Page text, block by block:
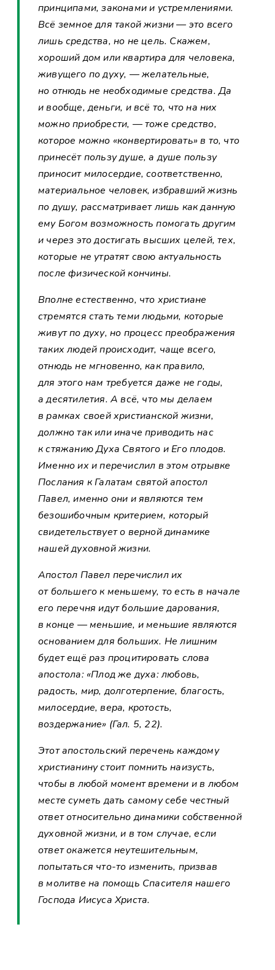
принципами, законами и устремлениями.
Всё земное для такой жизни — это всего
лишь средства, но не цель. Скажем,
хороший дом или квартира для человека,
живущего по духу, — желательные,
но отнюдь не необходимые средства. Да
и вообще, деньги, и всё то, что на них
можно приобрести, — тоже средство,
которое можно «конвертировать» в то, что
принесёт пользу душе, а душе пользу
приносит милосердие, соответственно,
материальное человек, избравший жизнь
по душу, рассматривает лишь как данную
ему Богом возможность помогать другим
и через это достигать высших целей, тех,
которые не утратят свою актуальность
после физической кончины.
Вполне естественно, что христиане
стремятся стать теми людьми, которые
живут по духу, но процесс преображения
таких людей происходит, чаще всего,
отнюдь не мгновенно, как правило,
для этого нам требуется даже не годы,
а десятилетия. А всё, что мы делаем
в рамках своей христианской жизни,
должно так или иначе приводить нас
к стяжанию Духа Святого и Его плодов.
Именно их и перечислил в этом отрывке
Послания к Галатам святой апостол
Павел, именно они и являются тем
безошибочным критерием, который
свидетельствует о верной динамике
нашей духовной жизни.
Апостол Павел перечислил их
от большего к меньшему, то есть в начале
его перечня идут большие дарования,
в конце — меньшие, и меньшие являются
основанием для больших. Не лишним
будет ещё раз процитировать слова
апостола: «Плод же духа: любовь,
радость, мир, долготерпение, благость,
милосердие, вера, кротость,
воздержание» (Гал. 5, 22).
Этот апостольский перечень каждому
христианину стоит помнить наизусть,
чтобы в любой момент времени и в любом
месте суметь дать самому себе честный
ответ относительно динамики собственной
духовной жизни, и в том случае, если
ответ окажется неутешительным,
попытаться что-то изменить, призвав
в молитве на помощь Спасителя нашего
Господа Иисуса Христа.